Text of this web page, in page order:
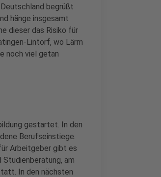
begrüßt
hänge insgesamt
dieser das Risiko für
Lintorf, wo Lärm
noch viel getan
gestartet. In den
Berufseinstiege.
Arbeitgeber gibt es
Studienberatung, am
In den nächsten